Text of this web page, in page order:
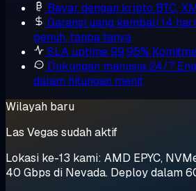
Bayar dengan kripto BTC,
Garansi uang kembali 14 hari
penuh, tanpa tanya
SLA uptime 99,95%
Dukungan manusia 24/7
dalam hitungan menit
Wilayah baru
Las Vegas sudah aktif
Lokasi ke-13 kami: AMD EPYC,
40 Gbps di Nevada. Deploy dalam